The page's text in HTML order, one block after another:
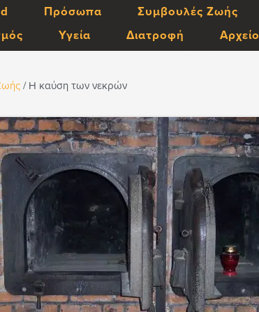
Πρόσωπα Συμβουλές Ζωής
Υγεία Διατροφή Αρχείο
/Η καύση των νεκρών